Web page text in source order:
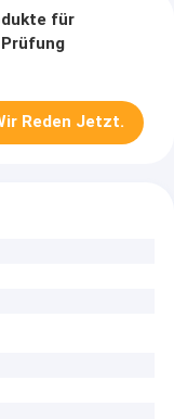
für
Reden Jetzt.